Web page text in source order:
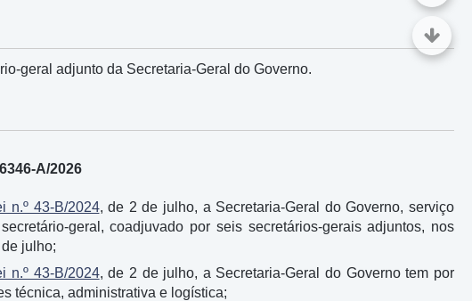
geral adjunto da Secretaria-Geral do Governo.
A/2026
n.º 43-B/2024, de 2 de julho, a Secretaria-Geral do Governo, serviço
geral, coadjuvado por seis secretários-gerais adjuntos, nos
julho;
n.º 43-B/2024, de 2 de julho, a Secretaria-Geral do Governo tem por
técnica, administrativa e logística;